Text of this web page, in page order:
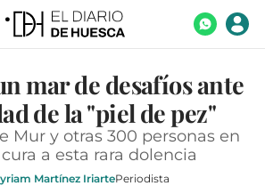
mar de desafíos ante
de la "piel de pez"
Mur y otras 300 personas en
a esta rara dolencia
Martínez IriartePeriodista